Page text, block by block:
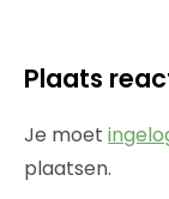
Plaats
Je moet
plaatsen.